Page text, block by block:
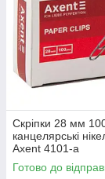
Скріпки 28 мм
канцелярські
Axent 4101-a
Готово до